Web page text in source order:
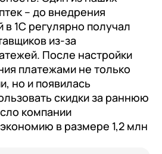
– до внедрения
в 1С регулярно получал
из-за
После настройки
платежами не только
но и появилась
скидки за раннюю
компании
в размере 1,2 млн